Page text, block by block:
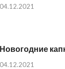
04.12.2021
Новогодние
04.12.2021